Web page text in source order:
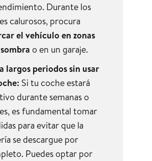
Durante los
calurosos, procura
el vehículo en zonas
o en un garaje.
largos periodos sin usar
Si tu coche estará
durante semanas o
es fundamental tomar
para evitar que la
se descargue por
Puedes optar por